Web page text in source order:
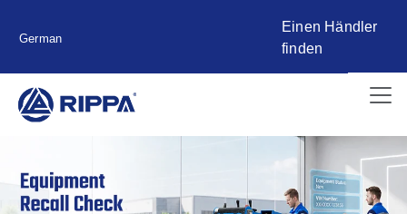
German
Einen Händler
finden